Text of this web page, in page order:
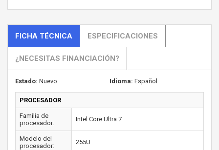
FICHA TÉCNICA ESPECIFICACIONES
¿NECESITAS FINANCIACIÓN?
Estado: Nuevo Idioma: Español
PROCESADOR
Familia de
procesador:
Intel Core Ultra 7
Modelo del
procesador:
255U